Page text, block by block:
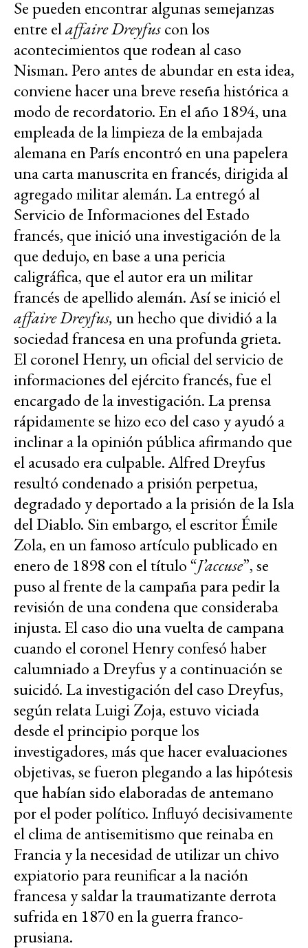
Se pueden encontrar algunas semejanzas
entre elaffaire Dreyfuscon los
acontecimientos que rodean al caso
Nisman. Pero antes de abundar en esta idea,
conviene hacer una breve reseña histórica a
modo de recordatorio. En el año 1894, una
empleada de la limpieza de la embajada
alemana en París encontró en una papelera
una carta manuscrita en francés, dirigida al
agregado militar alemán. La entregó al
Servicio de Informaciones del Estado
francés, que inició una investigación de la
que dedujo, en base a una pericia
caligráfica, que el autor era un militar
francés de apellido alemán. Así se inició el
affaire Dreyfus, un hecho que dividió a la
sociedad francesa en una profunda grieta.
El coronel Henry, un oficial del servicio de
informaciones del ejército francés, fue el
encargado de la investigación. La prensa
rápidamente se hizo eco del caso y ayudó a
inclinar a la opinión pública afirmando que
el acusado era culpable. Alfred Dreyfus
resultó condenado a prisión perpetua,
degradado y deportado a la prisión de la Isla
del Diablo. Sin embargo, el escritor Émile
Zola, en un famoso artículo publicado en
enero de 1898 con el título “J’accuse”, se
puso al frente de la campaña para pedir la
revisión de una condena que consideraba
injusta. El caso dio una vuelta de campana
cuando el coronel Henry confesó haber
calumniado a Dreyfus y a continuación se
suicidó. La investigación del caso Dreyfus,
según relata Luigi Zoja, estuvo viciada
desde el principio porque los
investigadores, más que hacer evaluaciones
objetivas, se fueron plegando a las hipótesis
que habían sido elaboradas de antemano
por el poder político. Influyó decisivamente
el clima de antisemitismo que reinaba en
Francia y la necesidad de utilizar un chivo
expiatorio para reunificar a la nación
francesa y saldar la traumatizante derrota
sufrida en 1870 en la guerra franco-
prusiana.